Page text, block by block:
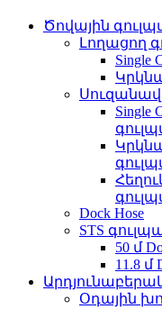
Ծովային
Լողացող
Single
Single
Dock Hose
STS
50 մ
11.8 մ
Օդային